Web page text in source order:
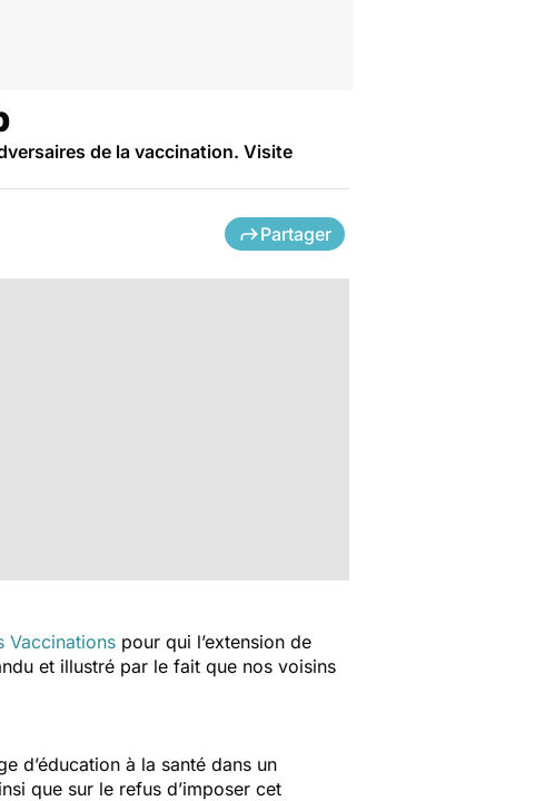
de la vaccination. Visite
Partager
Vaccinations pour qui l’extension de
et illustré par le fait que nos voisins
d’éducation à la santé dans un
que sur le refus d’imposer cet